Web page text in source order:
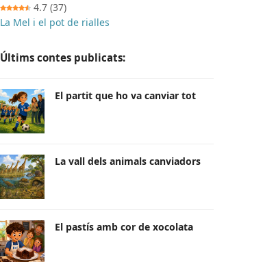
4.7 (37)
La Mel i el pot de rialles
Últims contes publicats:
El partit que ho va canviar tot
La vall dels animals canviadors
El pastís amb cor de xocolata